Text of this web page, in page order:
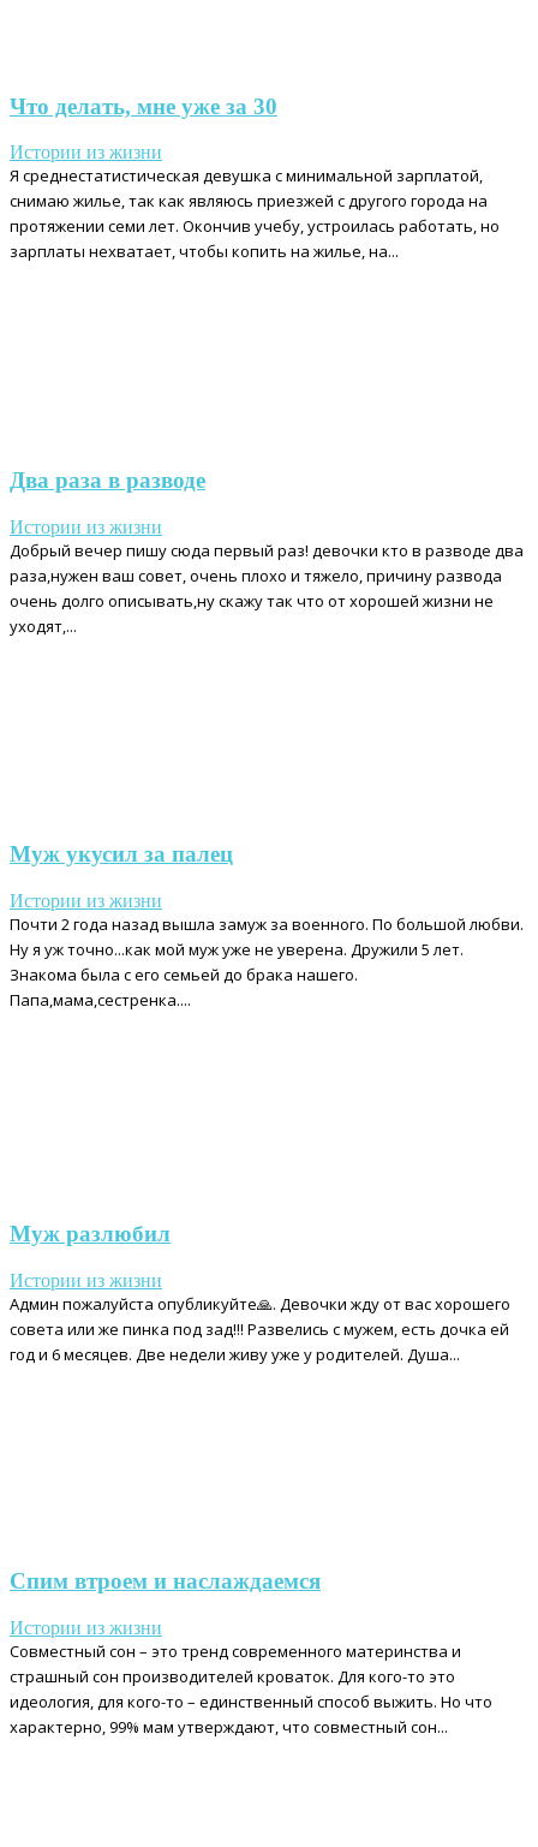
Что делать, мне уже за 30
Истории из жизни
Я среднестатистическая девушка с минимальной зарплатой,
снимаю жилье, так как являюсь приезжей с другого города на
протяжении семи лет. Окончив учебу, устроилась работать, но
зарплаты нехватает, чтобы копить на жилье, на...
Два раза в разводе
Истории из жизни
Добрый вечер пишу сюда первый раз! девочки кто в разводе два
раза,нужен ваш совет, очень плохо и тяжело, причину развода
очень долго описывать,ну скажу так что от хорошей жизни не
уходят,...
Муж укусил за палец
Истории из жизни
Почти 2 года назад вышла замуж за военного. По большой любви.
Ну я уж точно...как мой муж уже не уверена. Дружили 5 лет.
Знакома была с его семьей до брака нашего.
Папа,мама,сестренка....
Муж разлюбил
Истории из жизни
Админ пожалуйста опубликуйте🙏. Девочки жду от вас хорошего
совета или же пинка под зад!!! Развелись с мужем, есть дочка ей
год и 6 месяцев. Две недели живу уже у родителей. Душа...
Спим втроем и наслаждаемся
Истории из жизни
Совместный сон – это тренд современного материнства и
страшный сон производителей кроваток. Для кого-то это
идеология, для кого-то – единственный способ выжить. Но что
характерно, 99% мам утверждают, что совместный сон...